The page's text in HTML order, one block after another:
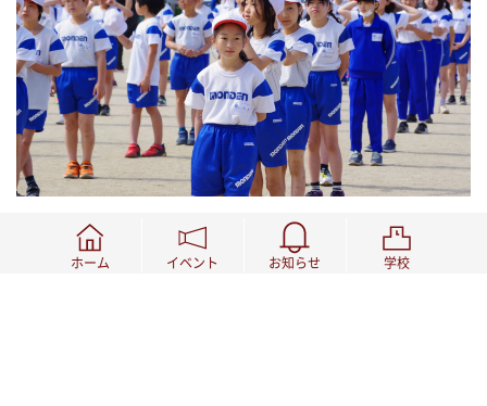
ホーム イベント お知らせ 学校